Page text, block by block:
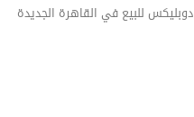
دوبليكس للبيع في القاهرة الجديدة